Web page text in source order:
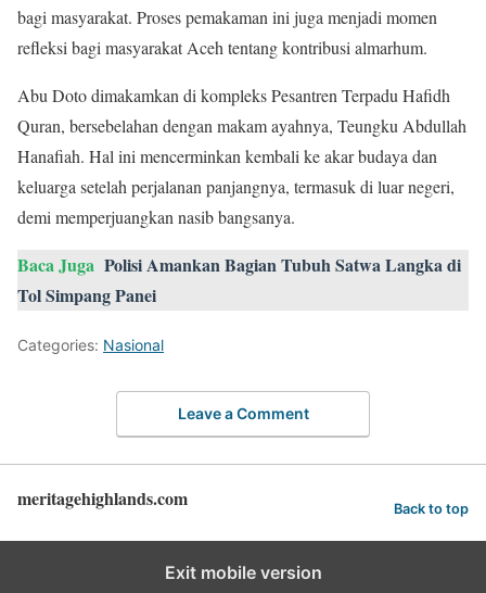
bagi masyarakat. Proses pemakaman ini juga menjadi momen
refleksi bagi masyarakat Aceh tentang kontribusi almarhum.
Abu Doto dimakamkan di kompleks Pesantren Terpadu Hafidh
Quran, bersebelahan dengan makam ayahnya, Teungku Abdullah
Hanafiah. Hal ini mencerminkan kembali ke akar budaya dan
keluarga setelah perjalanan panjangnya, termasuk di luar negeri,
demi memperjuangkan nasib bangsanya.
Baca Juga Polisi Amankan Bagian Tubuh Satwa Langka di
Tol Simpang Panei
Categories: Nasional
Leave a Comment
meritagehighlands.com Back to top
Exit mobile version